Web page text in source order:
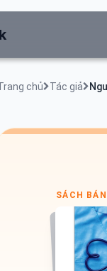
chủ Tác giả
SÁCH